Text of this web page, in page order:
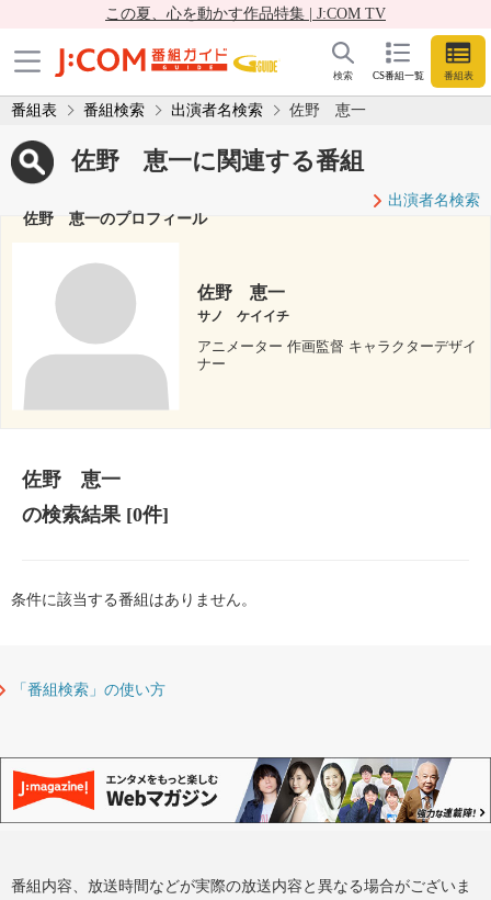
この夏、心を動かす作品特集 | J:COM TV
CS番組一覧 番組表
検索
番組表 番組検索 出演者名検索 佐野 恵一
佐野 恵一に関連する番組
出演者名検索
佐野 恵一のプロフィール
佐野 恵一
サノ ケイイチ
アニメーター 作画監督 キャラクターデザイ
ナー
佐野 恵一
の検索結果[0件]
条件に該当する番組はありません。
「番組検索」の使い方
番組内容、放送時間などが実際の放送内容と異なる場合がございま